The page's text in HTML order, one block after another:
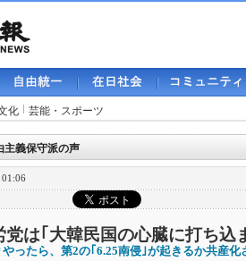
化 芸能・スポーツ
主義保守派の声
党は｢大韓民国の心臓に打ち込
ったら、第2の｢6.25南侵｣が起きるか共産